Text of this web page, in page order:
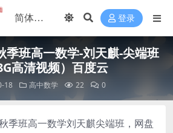
登录
季班高一数学-刘天麒-尖端班
高清视频）百度云
18 高中数学 22 0
班高一数学刘天麒尖端班，网盘